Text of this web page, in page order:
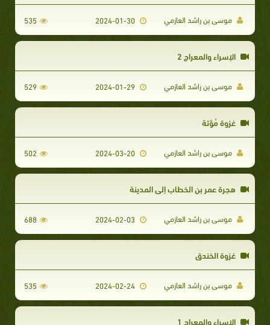
موسى بن راشد العازمي 2024-01-30
535
الإسراء والمعراج 2
موسى بن راشد العازمي 2024-01-29
529
غزوة مُؤتة
موسى بن راشد العازمي 2024-03-20
502
هجرة عمر بن الخطاب إلى المدينة
موسى بن راشد العازمي 2024-02-03
688
غزوة الخندق
موسى بن راشد العازمي 2024-02-24
535
الإسراء والمعراج 1